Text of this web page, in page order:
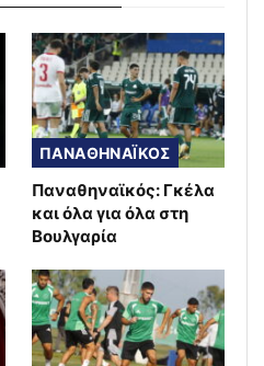
ΠΑΝΑΘΗΝΑΪΚΟΣ
Παναθηναϊκός: Γκέλα
και όλα για όλα στη
Βουλγαρία